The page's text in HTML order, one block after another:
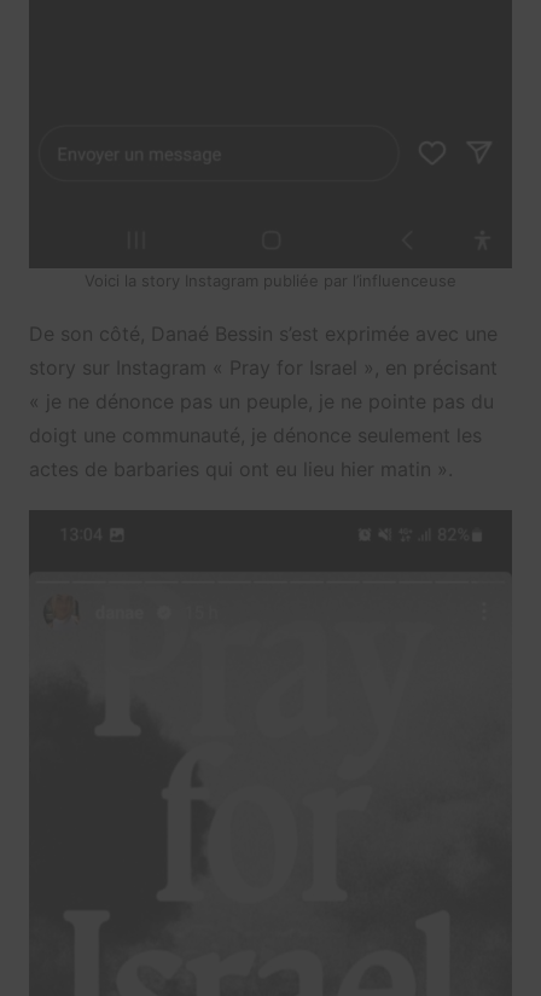
Voici la story Instagram publiée par l’influenceuse
De son côté, Danaé Bessin s’est exprimée avec une
story sur Instagram « Pray for Israel », en précisant
« je ne dénonce pas un peuple, je ne pointe pas du
doigt une communauté, je dénonce seulement les
actes de barbaries qui ont eu lieu hier matin ».